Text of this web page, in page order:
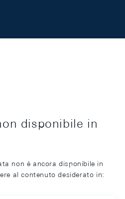
disponibile in
non è ancora disponibile in
al contenuto desiderato in: